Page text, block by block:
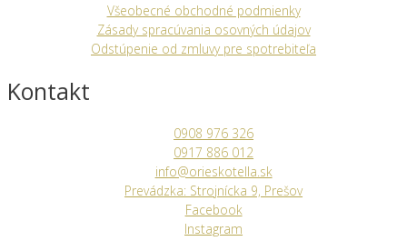
Všeobecné obchodné podmienky
Zásady spracúvania osovných údajov
Odstúpenie od zmluvy pre spotrebiteľa
Kontakt
0908 976 326
0917 886 012
info@orieskotella.sk
Prevádzka: Strojnícka 9, Prešov
Facebook
Instagram